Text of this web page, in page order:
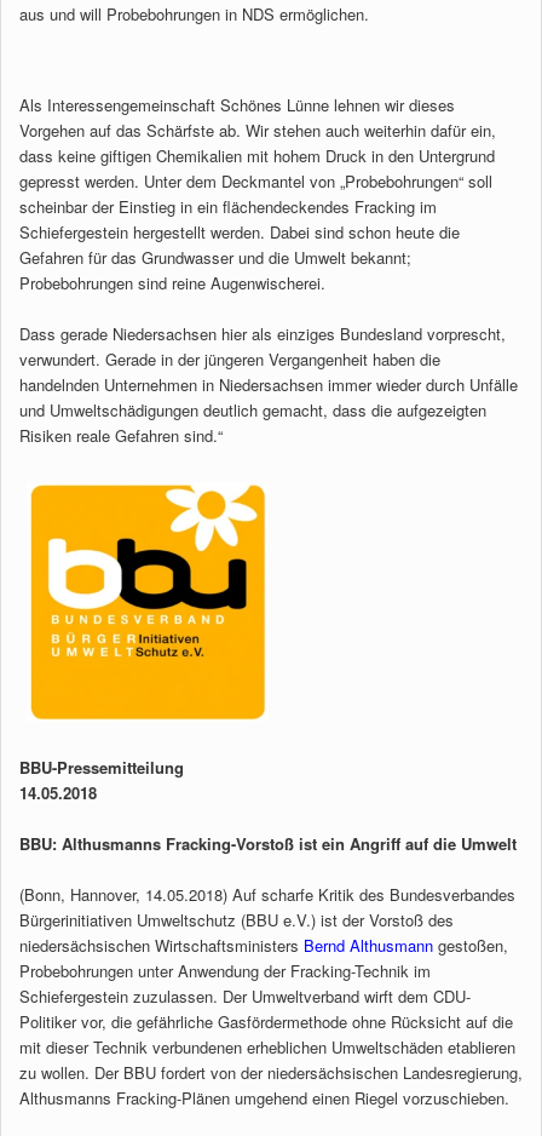
aus und will Probebohrungen in NDS ermöglichen.
Als Interessengemeinschaft Schönes Lünne lehnen wir dieses
Vorgehen auf das Schärfste ab. Wir stehen auch weiterhin dafür ein,
dass keine giftigen Chemikalien mit hohem Druck in den Untergrund
gepresst werden. Unter dem Deckmantel von „Probebohrungen“ soll
scheinbar der Einstieg in ein flächendeckendes Fracking im
Schiefergestein hergestellt werden. Dabei sind schon heute die
Gefahren für das Grundwasser und die Umwelt bekannt;
Probebohrungen sind reine Augenwischerei.
Dass gerade Niedersachsen hier als einziges Bundesland vorprescht,
verwundert. Gerade in der jüngeren Vergangenheit haben die
handelnden Unternehmen in Niedersachsen immer wieder durch Unfälle
und Umweltschädigungen deutlich gemacht, dass die aufgezeigten
Risiken reale Gefahren sind.“
BBU-Pressemitteilung
14.05.2018
BBU: Althusmanns Fracking-Vorstoß ist ein Angriff auf die Umwelt
(Bonn, Hannover, 14.05.2018) Auf scharfe Kritik des Bundesverbandes
Bürgerinitiativen Umweltschutz (BBU e.V.) ist der Vorstoß des
niedersächsischen Wirtschaftsministers Bernd Althusmann gestoßen,
Probebohrungen unter Anwendung der Fracking-Technik im
Schiefergestein zuzulassen. Der Umweltverband wirft dem CDU-
Politiker vor, die gefährliche Gasfördermethode ohne Rücksicht auf die
mit dieser Technik verbundenen erheblichen Umweltschäden etablieren
zu wollen. Der BBU fordert von der niedersächsischen Landesregierung,
Althusmanns Fracking-Plänen umgehend einen Riegel vorzuschieben.